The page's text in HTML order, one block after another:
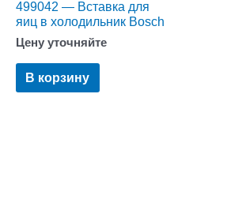
499042 — Вставка для
яиц в холодильник Bosch
Цену уточняйте
В корзину